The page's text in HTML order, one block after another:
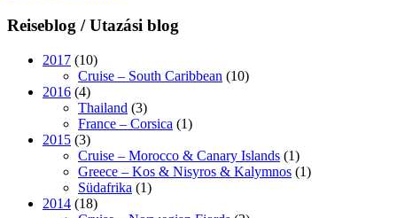
Reiseblog / Utazási blog
2017 (10)
Cruise – South Caribbean (10)
2016 (4)
Thailand (3)
France – Corsica (1)
2015 (3)
Cruise – Morocco & Canary Islands (1)
Greece – Kos & Nisyros & Kalymnos (1)
Südafrika (1)
2014 (18)